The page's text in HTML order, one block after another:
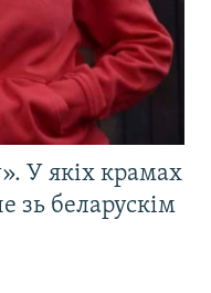
У якіх крамах
зь беларускім